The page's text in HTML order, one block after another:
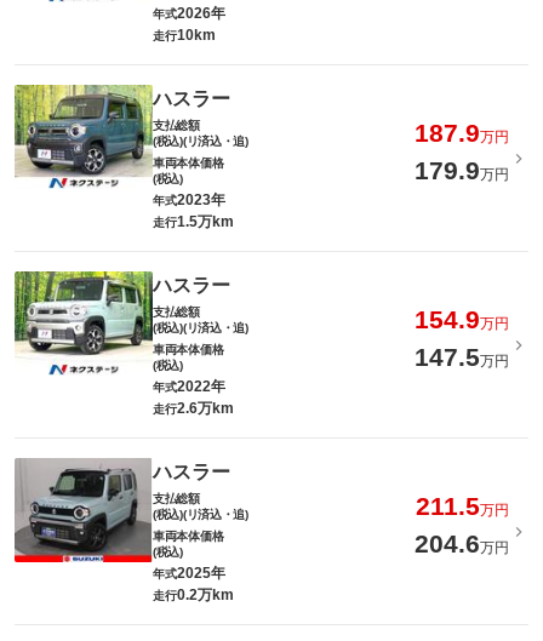
年式2026年
走行10km
ハスラー
支払総額
(税込)(リ済込・追)
187.9万円
車両本体価格
(税込)
179.9万円
年式2023年
走行1.5万km
ハスラー
支払総額
(税込)(リ済込・追)
154.9万円
車両本体価格
(税込)
147.5万円
年式2022年
走行2.6万km
ハスラー
支払総額
(税込)(リ済込・追)
211.5万円
車両本体価格
(税込)
204.6万円
年式2025年
走行0.2万km